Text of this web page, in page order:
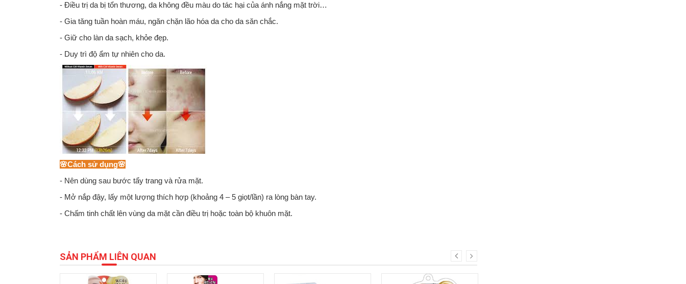
- Điều trị da bị tổn thương, da không đều màu do tác hại của ánh nắng mặt trời…
- Gia tăng tuần hoàn máu, ngăn chặn lão hóa da cho da săn chắc.
- Giữ cho làn da sạch, khỏe đẹp.
- Duy trì độ ẩm tự nhiên cho da.
🌸Cách sử dụng🌸
- Nên dùng sau bước tẩy trang và rửa mặt.
- Mở nắp đậy, lấy một lượng thích hợp (khoảng 4 – 5 giọt/lần) ra lòng bàn tay.
- Chấm tinh chất lên vùng da mặt cần điều trị hoặc toàn bộ khuôn mặt.
SẢN PHẨM LIÊN QUAN